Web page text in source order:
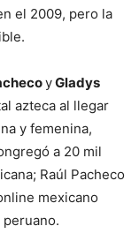
el 2009, pero la
yGladys
azteca al llegar
y femenina,
a 20 mil
Raúl Pacheco
mexicano